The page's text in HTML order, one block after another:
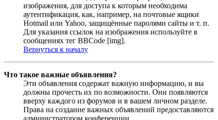
изображения, для доступа к которым необходима
аутентификация, как, например, на почтовые ящики
Hotmail или Yahoo, защищённые паролями сайты и т. п.
Для указания ссылок на изображения используйте в
сообщениях тег BBCode [img].
Вернуться к началу
Что такое важные объявления?
Эти объявления содержат важную информацию, и вы
должны прочесть их по возможности. Они появляются
вверху каждого из форумов и в вашем личном разделе.
Права на создание важных объявлений предоставляются
администратором конференции.